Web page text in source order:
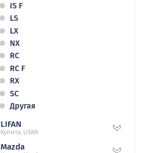
IS F
LS
LX
NX
RC
RC F
RX
SC
Другая
LIFAN
Купить LIFAN
Mazda